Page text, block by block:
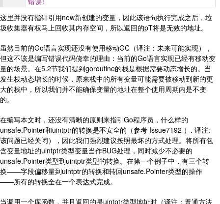
错误!
这里并没有指针引用new新创建的变量，因此该语句执行完成之后，垃
圾收集器有权马上回收其内存空间，所以返回的pT将是无效的地址。
虽然目前的Go语言实现还没有使用移动GC（译注：未来可能实现），
但这不该是编写错误代码侥幸的理由：当前的Go语言实现已经有移动变
量的场景。在5.2节我们提到goroutine的栈是根据需要动态增长的。当
发生栈动态增长的时候，原来栈中的所有变量可能需要被移动到新的更
大的栈中，所以我们并不能确保变量的地址在整个使用周期内是不变
的。
在编写本文时，还没有清晰的原则来指引Go程序员，什么样的
unsafe.Pointer和uintptr的转换是不安全的（参考 Issue7192 ）. 译注:
该问题已经关闭），因此我们强烈建议按照最坏的方式处理。将所有包
含变量地址的uintptr类型变量当作BUG处理，同时减少不必要的
unsafe.Pointer类型到uintptr类型的转换。在第一个例子中，有三个转
换——字段偏移量到uintptr的转换和转回unsafe.Pointer类型的操作
——所有的转换全在一个表达式完成。
当调用一个库函数，并且返回的是uintptr类型地址时（译注：普通方法